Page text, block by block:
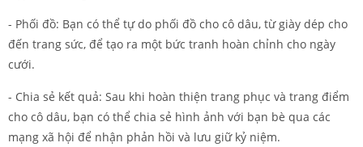
- Phối đồ: Bạn có thể tự do phối đồ cho cô dâu, từ giày dép cho
đến trang sức, để tạo ra một bức tranh hoàn chỉnh cho ngày
cưới.
- Chia sẻ kết quả: Sau khi hoàn thiện trang phục và trang điểm
cho cô dâu, bạn có thể chia sẻ hình ảnh với bạn bè qua các
mạng xã hội để nhận phản hồi và lưu giữ kỷ niệm.